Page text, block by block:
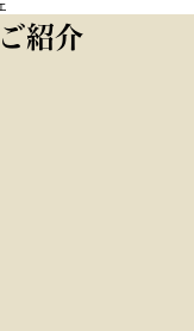
紹介